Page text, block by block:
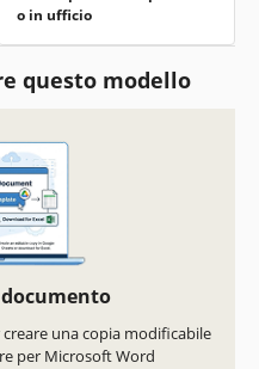
o in ufficio
questo modello
una copia modificabile
per Microsoft Word